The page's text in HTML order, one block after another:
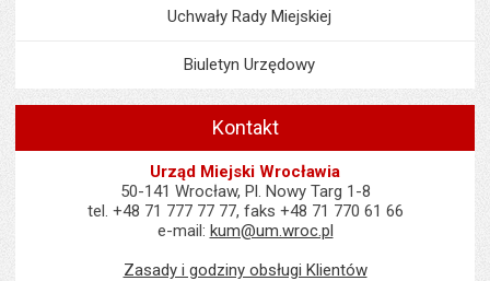
Uchwały Rady Miejskiej
Biuletyn Urzędowy
Kontakt
Urząd Miejski Wrocławia
50-141 Wrocław, Pl. Nowy Targ 1-8
tel. +48 71 777 77 77, faks +48 71 770 61 66
e-mail: kum@um.wroc.pl
Zasady i godziny obsługi Klientów